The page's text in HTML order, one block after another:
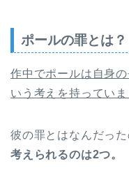
ポールの罪とは？
作中でポールは自身
いう考えを持っていま
彼の罪とはなんだった
考えられるのは2つ。